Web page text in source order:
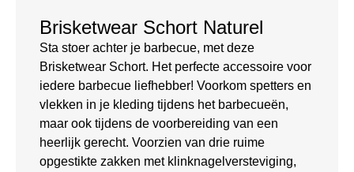
Brisketwear Schort Naturel
Sta stoer achter je barbecue, met deze
Brisketwear Schort. Het perfecte accessoire voor
iedere barbecue liefhebber! Voorkom spetters en
vlekken in je kleding tijdens het barbecueën,
maar ook tijdens de voorbereiding van een
heerlijk gerecht. Voorzien van drie ruime
opgestikte zakken met klinknagelversteviging,